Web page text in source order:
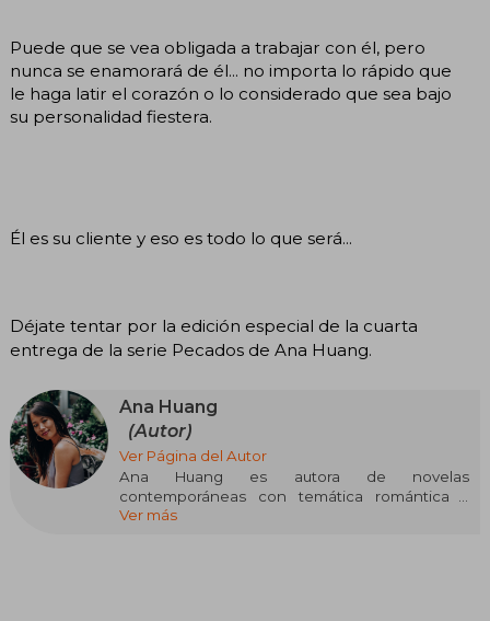
Puede que se vea obligada a trabajar con él, pero
nunca se enamorará de él... no importa lo rápido que
le haga latir el corazón o lo considerado que sea bajo
su personalidad fiestera.
Él es su cliente y eso es todo lo que será...
Déjate tentar por la edición especial de la cuarta
entrega de la serie Pecados de Ana Huang.
Ana Huang
(Autor)
Ver Página del Autor
Ana Huang es autora de novelas
contemporáneas con temática romántica y
erótica. Sus historias pueden ser
Ver más